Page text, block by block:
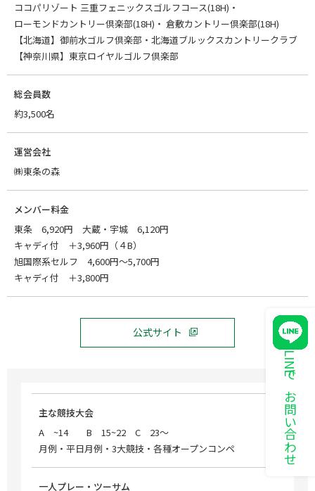
LINEでお問い合わせ
ココパリゾート 三重フェニックスゴルフコース(18H)
ローモンドカントリー倶楽部(18H)
倉敷カントリー倶楽部(18H)
【北海道】御前水ゴルフ倶楽部・北海道ブルックスカントリークラブ
【神奈川県】東京ロイヤルゴルフ倶楽部
総会員数
約3,500名
運営会社
㈱東条の森
メンバー料金
東条 6,920円 大蔵・宇城 6,120円
キャディ付 ＋3,960円（４B）
旭国際系セルフ 4,600円～5,700円
キャディ付 ＋3,800円
公式サイト
主な競技大会
A ~14 B 15~22 C 23～
月例・平日月例・3大競技・各種オープンコンペ
一人プレー・ツーサム